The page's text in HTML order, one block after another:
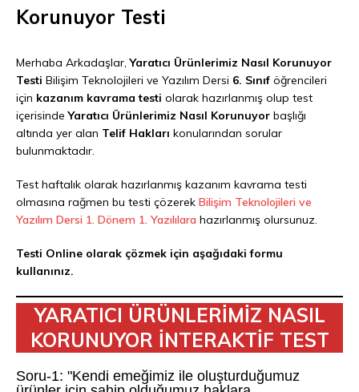
Korunuyor Testi
Merhaba Arkadaşlar,Yaratıcı Ürünlerimiz Nasıl Korunuyor
Testi Bilişim Teknolojileri ve Yazılım Dersi 6. Sınıf öğrencileri
için kazanım kavrama testi olarak hazırlanmış olup test
içerisindeYaratıcı Ürünlerimiz Nasıl Korunuyor başlığı
altında yer alan Telif Hakları konularından sorular
bulunmaktadır.
Test haftalık olarak hazırlanmış kazanım kavrama testi
olmasına rağmen bu testi çözerek Bilişim Teknolojileri ve
Yazılım Dersi 1. Dönem 1. Yazılılara hazırlanmış olursunuz.
Testi Online olarak çözmek için aşağıdaki formu
kullanınız.
YARATICI ÜRÜNLERİMİZ NASIL
KORUNUYOR İNTERAKTİF TEST